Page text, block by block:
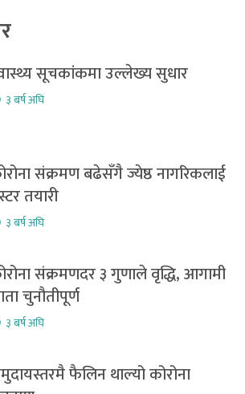
सूचकांकमा उल्लेख्य सुधार
३ बर्ष अघि
संक्रमण बढेसँगै ज्येष्ठ नागरिकलाई
तयारी
३ बर्ष अघि
संक्रमणदर ३ गुणाले वृद्धि, आगामी
चुनौतीपूर्ण
३ बर्ष अघि
फैलिन थाल्यो कोरोना